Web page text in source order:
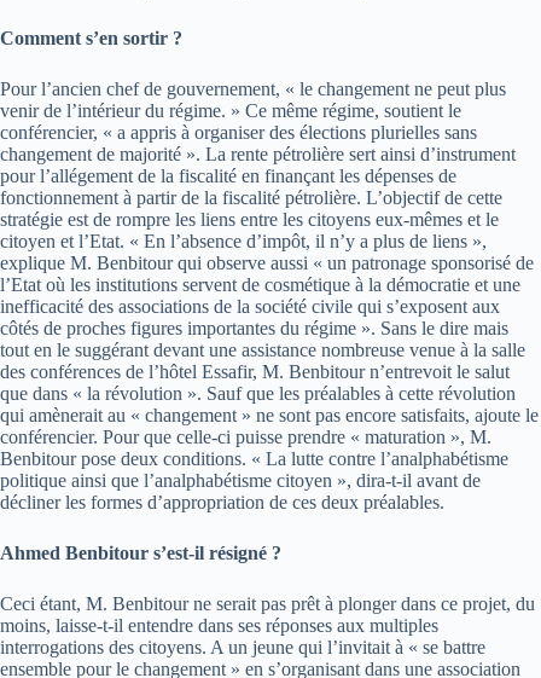
Comment s’en sortir ?
Pour l’ancien chef de gouvernement, « le changement ne peut plus
venir de l’intérieur du régime. » Ce même régime, soutient le
conférencier, « a appris à organiser des élections plurielles sans
changement de majorité ». La rente pétrolière sert ainsi d’instrument
pour l’allégement de la fiscalité en finançant les dépenses de
fonctionnement à partir de la fiscalité pétrolière. L’objectif de cette
stratégie est de rompre les liens entre les citoyens eux-mêmes et le
citoyen et l’Etat. « En l’absence d’impôt, il n’y a plus de liens »,
explique M. Benbitour qui observe aussi « un patronage sponsorisé de
l’Etat où les institutions servent de cosmétique à la démocratie et une
inefficacité des associations de la société civile qui s’exposent aux
côtés de proches figures importantes du régime ». Sans le dire mais
tout en le suggérant devant une assistance nombreuse venue à la salle
des conférences de l’hôtel Essafir, M. Benbitour n’entrevoit le salut
que dans « la révolution ». Sauf que les préalables à cette révolution
qui amènerait au « changement » ne sont pas encore satisfaits, ajoute le
conférencier. Pour que celle-ci puisse prendre « maturation », M.
Benbitour pose deux conditions. « La lutte contre l’analphabétisme
politique ainsi que l’analphabétisme citoyen », dira-t-il avant de
décliner les formes d’appropriation de ces deux préalables.
Ahmed Benbitour s’est-il résigné ?
Ceci étant, M. Benbitour ne serait pas prêt à plonger dans ce projet, du
moins, laisse-t-il entendre dans ses réponses aux multiples
interrogations des citoyens. A un jeune qui l’invitait à « se battre
ensemble pour le changement » en s’organisant dans une association